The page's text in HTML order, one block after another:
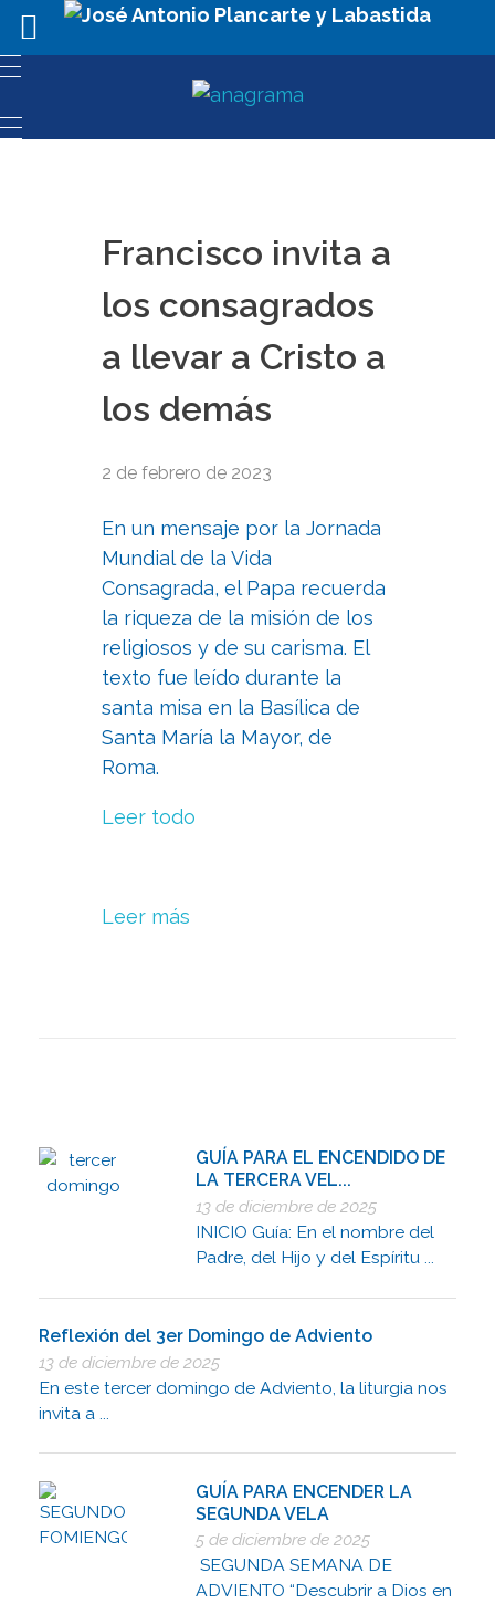
Francisco invita a
los consagrados
a llevar a Cristo a
los demás
2 de febrero de 2023
En un mensaje por la Jornada
Mundial de la Vida
Consagrada, el Papa recuerda
la riqueza de la misión de los
religiosos y de su carisma. El
texto fue leído durante la
santa misa en la Basílica de
Santa María la Mayor, de
Roma.
Leer todo
Leer más
GUÍA PARA EL ENCENDIDO DE
LA TERCERA VEL...
13 de diciembre de 2025
INICIO Guía: En el nombre del
Padre, del Hijo y del Espíritu ...
Reflexión del 3er Domingo de Adviento
13 de diciembre de 2025
En este tercer domingo de Adviento, la liturgia nos
invita a ...
GUÍA PARA ENCENDER LA
SEGUNDA VELA
5 de diciembre de 2025
SEGUNDA SEMANA DE
ADVIENTO “Descubrir a Dios en